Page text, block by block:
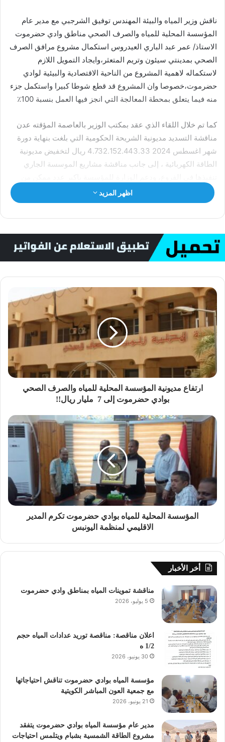
ناقش وزير المياه والبيئة المهندس توفيق الشرجبي مع مدير عام
المؤسسة المحلية للمياه والصرف الصحي مناطق وادي حضرموت
الاستاذ/ عمر عبد الباري العيدروس استكمال مشروع مرافق الصرف
الصحي بمدينتي سيئون وتريم المتعثر،وايجاد التمويل اللازم
لاستكماله لاهمية المشروع من الناحية الاقتصادية والبيئية لوادي
حضرموت،خصوصا وان المشروع قد قطع شوطا كبيرا واستكمل جزء
منه فيما يتعلق بمحطة المعالجة التي انجز فيها العمل بنسبة 100٪
كما تم خلال اللقاء الذي عقد بمكتب الوزير بالعاصمة المؤقته عدن
مناقشة التسديد مديونية الشريحة الحكومية التي بلغت بنهاية دورة
شهر اغسطس 2024 4.732.152.443.33 ريال لتخفيض مديونية
الطاقة الكهربائية ، إلى جانب مناقشة مشاريع الموسسة الجاري
المشاريع الاستراتجية ..
مشيرا إلى ان وزارة المياه والبيئة حريصة على استكمال مشروع
الجمهورية..
حضر اللقاء مدير فرع المؤسسة بتريم المهندس محمد بن سلم
12 سبتمبر
اظهر المزيد
ارتفاع مديونية المؤسسة المحلية للمياه والصرف الصحي
بوادي حضرموت إلى 7 مليار ريال!!
المؤسسة المحلية للمياه بوادي حضرموت تكرم المدير
الاقليمي لمنظمة اليونبس
أخر الأخبار
مناقشة تموينات المياه بمناطق وادي حضرموت
5 يوليو، 2026
اعلان مناقصة: مناقصة توريد عدادات المياه حجم
1/2 ه
30 يونيو، 2026
مؤسسة المياه بوادي حضرموت تناقش احتياجاتها
مع جمعية العون المباشر الكويتية
21 يونيو، 2026
مدير عام مؤسسة المياه بوادي حضرموت يتفقد
مشروع الطاقة الشمسية بشبام ويتلمس احتياجات